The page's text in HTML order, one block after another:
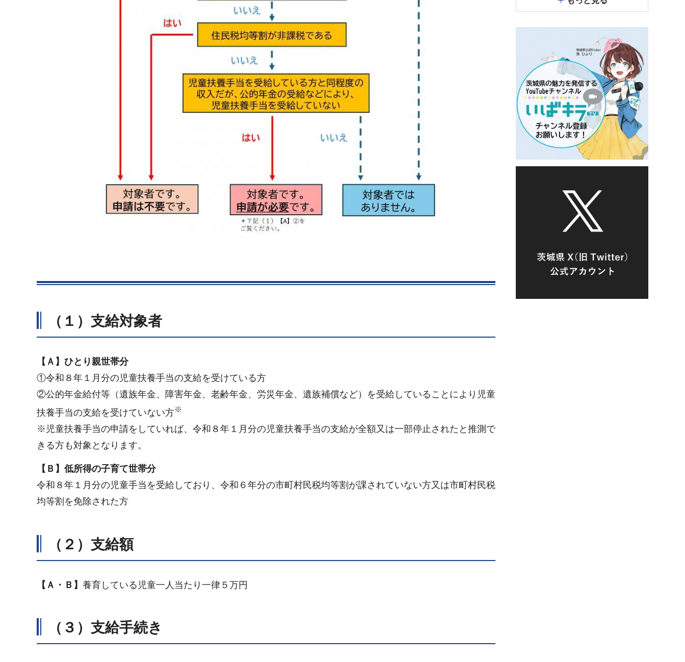
（１）支給対象者
【Ａ】ひとり親世帯分
①令和８年１月分の児童扶養手当の支給を受けている方
②公的年金給付等（遺族年金、障害年金、老齢年金、労災年金、遺族補償など）を受給していることにより児童
扶養手当の支給を受けていない方※
※児童扶養手当の申請をしていれば、令和８年１月分の児童扶養手当の支給が全額又は一部停止されたと推測で
きる方も対象となります。
【Ｂ】低所得の子育て世帯分
令和８年１月分の児童手当を受給しており、令和６年分の市町村民税均等割が課されていない方又は市町村民税
均等割を免除された方
（２）支給額
【Ａ・Ｂ】 養育している児童一人当たり一律５万円
（３）支給手続き